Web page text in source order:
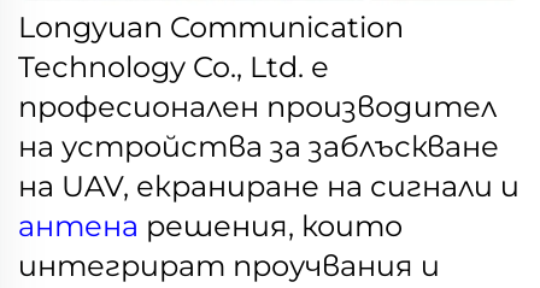
Longyuan Communication
Technology Co., Ltd. е
професионален производител
на устройства за заблъскване
на UAV, екраниране на сигнали и
антена решения, които
интегрират проучвания и